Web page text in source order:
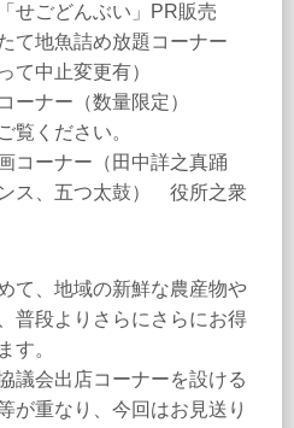
せごどんぶい」PR販売
地魚詰め放題コーナー
て中止変更有）
ナー（数量限定）
覧ください。
コーナー（田中詳之真踊
ス、五つ太鼓） 役所之衆
て、地域の新鮮な農産物や
普段よりさらにさらにお得
す。
議会出店コーナーを設ける
が重なり、今回はお見送り